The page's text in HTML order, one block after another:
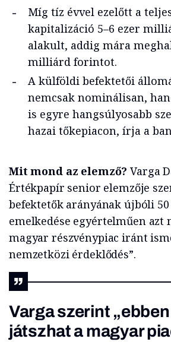
Míg tíz évvel ezelőtt a
kapitalizáció 5–6 ezer
alakult, addig mára
milliárd forintot.
A külföldi befektetői
nemcsak nominálisan,
is egyre hangsúlyosabb
hazai tőkepiacon, írja a
Mit mond az elemző? Varga
Értékpapír senior elemzője
befektetők arányának újbóli 50
emelkedése egyértelműen azt
magyar részvénypiac iránt
nemzetközi érdeklődés”.
Varga szerint
játszhat a magyar